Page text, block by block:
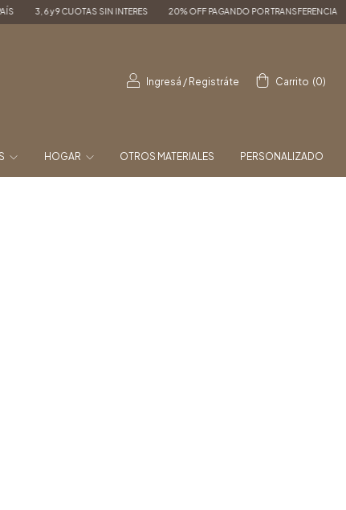
20% OFF PAGANDO POR TRANSFERENCIA ENVÍOS A TODO EL PAÍS
Ingresá / Registráte Carrito (0)
HOGAR OTROS MATERIALES PERSONALIZADO